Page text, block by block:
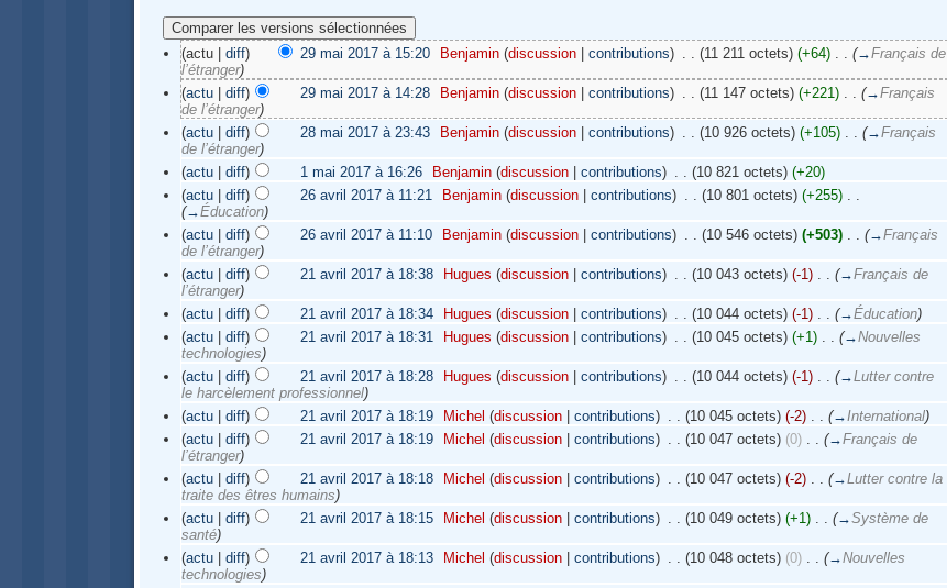
(actu | diff) 29 mai 2017 à 15:20‎ Benjamin (discussion| contributions) . . (11 211 octets) (+64)‎ . . (→Français de
l’étranger)
(actu| diff) 29 mai 2017 à 14:28‎ Benjamin (discussion| contributions) . . (11 147 octets) (+221)‎ . . (→Français
de l’étranger)
(actu| diff) 28 mai 2017 à 23:43‎ Benjamin (discussion| contributions) . . (10 926 octets) (+105)‎ . . (→Français
de l’étranger)
(actu| diff) 1 mai 2017 à 16:26‎ Benjamin (discussion| contributions) . . (10 821 octets) (+20)
(actu| diff) 26 avril 2017 à 11:21‎ Benjamin (discussion| contributions) . . (10 801 octets) (+255)‎ . .
(→Éducation)
(actu| diff) 26 avril 2017 à 11:10‎ Benjamin (discussion| contributions) . . (10 546 octets) (+503)‎ . . (→Français
de l’étranger)
(actu| diff) 21 avril 2017 à 18:38‎ Hugues (discussion| contributions) . . (10 043 octets) (-1)‎ . . (→Français de
l’étranger)
(actu| diff) 21 avril 2017 à 18:34‎ Hugues (discussion| contributions) . . (10 044 octets) (-1)‎ . . (→Éducation)
(actu| diff) 21 avril 2017 à 18:31‎ Hugues (discussion| contributions) . . (10 045 octets) (+1)‎ . . (→Nouvelles
technologies)
(actu| diff) 21 avril 2017 à 18:28‎ Hugues (discussion| contributions) . . (10 044 octets) (-1)‎ . . (→Lutter contre
le harcèlement professionnel)
(actu| diff) 21 avril 2017 à 18:19‎ Michel (discussion| contributions) . . (10 045 octets) (-2)‎ . . (→International)
(actu| diff) 21 avril 2017 à 18:19‎ Michel (discussion| contributions) . . (10 047 octets) (0)‎ . . (→Français de
l’étranger)
(actu| diff) 21 avril 2017 à 18:18‎ Michel (discussion| contributions) . . (10 047 octets) (-2)‎ . . (→Lutter contre la
traite des êtres humains)
(actu| diff) 21 avril 2017 à 18:15‎ Michel (discussion| contributions) . . (10 049 octets) (+1)‎ . . (→Système de
santé)
(actu| diff) 21 avril 2017 à 18:13‎ Michel (discussion| contributions) . . (10 048 octets) (0)‎ . . (→Nouvelles
technologies)